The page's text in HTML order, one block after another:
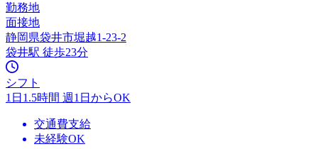
勤務地
面接地
静岡県袋井市堀越1-23-2
袋井駅 徒歩23分
シフト
1日1.5時間 週1日からOK
交通費支給
未経験OK